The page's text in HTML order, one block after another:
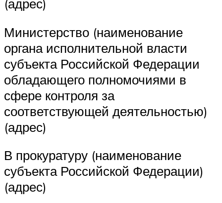
(адрес)
Министерство (наименование
органа исполнительной власти
субъекта Российской Федерации
обладающего полномочиями в
сфере контроля за
соответствующей деятельностью)
(адрес)
В прокуратуру (наименование
субъекта Российской Федерации)
(адрес)